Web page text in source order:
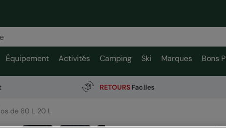
Équipement Activités Camping Ski Marques Bons
RETOURS Faciles
de 60 L 20 L